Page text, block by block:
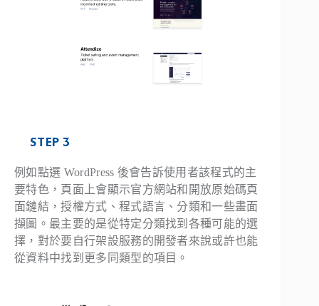
STEP 3
例如點選 WordPress 後會告訴使用者該程式的主
要特色，頁面上會顯示官方網站和開放原始碼頁
面鏈結，授權方式、程式語言、分類和一些畫面
擷圖。最主要的是從特定分類找到各種可能的選
擇，對於要自行架設服務的開發者來說或許也能
從資料中找到更多同類型的項目。